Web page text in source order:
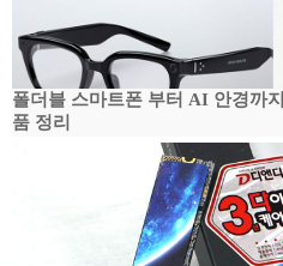
폴더블 스마트폰 부터 AI 안경까
품 정리